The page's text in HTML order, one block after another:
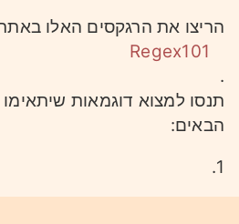
הריצו את הרגקסים האלו
Regex101
.
תנסו למצוא דוגמאות
הבאים:
1.